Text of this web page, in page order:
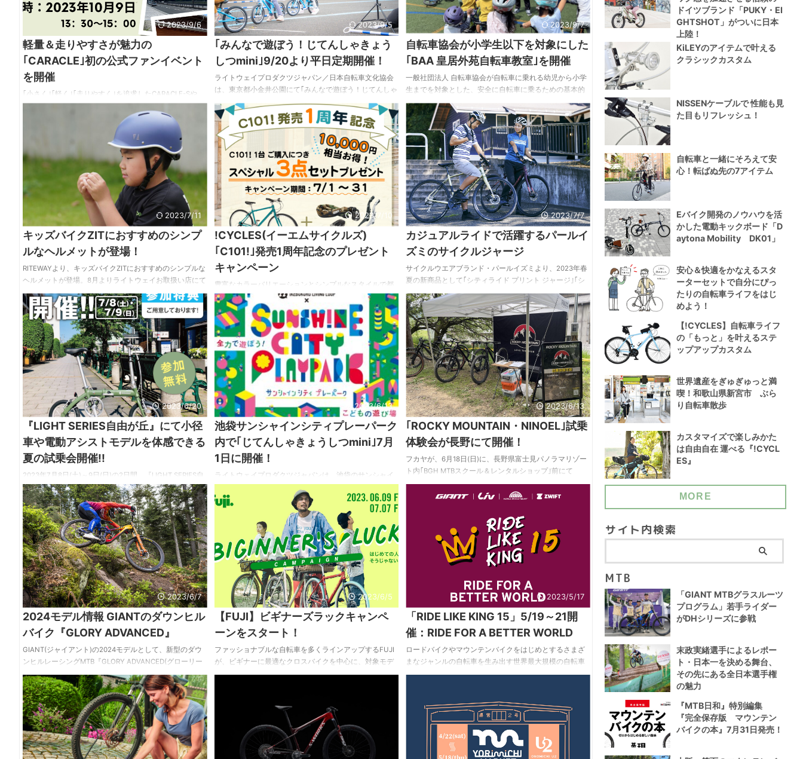
の視認性が良く安全性を高め ...
2023/9/6
軽量＆走りやすさが魅力の
｢CARACLE｣初の公式ファンイベント
を開催
｢小さく｣｢軽く｣｢走りやすく｣を追求したCARACLE-Sや
｢折りたたみロードバイク｣と称されるCARACLE-COZ、
折りたたみ機能を省いた｢街ロード｣Chalet Sportsなどで
おなじみのブランド、CARACLEが初の公式ファンイベン
ト｢CARACLEミーティング｣を開催する。 開催日は10月9
日のスポーツの日、開催場所は京都府八幡市の淀川三川
合流域｢さくらであい館｣。 無料メンテナンス、CARACLE
の過去と未来を語るトーク、折りたたみ選手権、Q&A(質
疑応答)などを通じ、オーナー同士 ...
2023/9/5
｢みんなで遊ぼう！じてんしゃきょう
しつmini｣9/20より平日定期開催！
ライトウェイプロダクツジャパン／日本自転車文化協会
は、東京都小金井公園にて｢みんなで遊ぼう！じてんしゃ
きょうしつmini｣を開催。9/20より下記日程(水曜日午後)
での定期開催となります。 この｢じてんしゃきょうしつ
mini｣は、4～6歳の自転車練習中のお子様向けプログラム
で、日本最軽量クラスのキッズバイクを使って楽しく遊
びながら、自転車に乗る基礎を身に付ける自転車教室で
す。 内容についてはこちらの自転車教室ページで紹介し
ています。 【教室概要】 ペダル付き自転車未経験、もし
くは練習中のお子様を対象に、ペ ...
2023/9/7
自転車協会が小学生以下を対象にした
｢BAA 皇居外苑自転車教室｣を開催
一般社団法人 自転車協会が自転車に乗れる幼児から小学
生までを対象とした、安全に自転車に乗るための基本的
な操作技術および交通ルール・マナーを学ぶスクールを
実施。 安全に自転車に乗るためには、ブレーキング・ハ
ンドリング・バランスなどといった自転車をコントロー
ルする技術(スキル)が必要。｢BAA 皇居外苑自転車教室｣
では、このような操作技術を学び、安全な乗車に意識を
向けられるようになるための活動を行う。 また、自転車
に乗ることができない子どもを対象に、補助輪のない自
転車に乗れるようになるための親子スクールも実施 ...
2023/7/11
キッズバイクZITにおすすめのシンプ
ルなヘルメットが登場！
RITEWAYより、キッズバイクZITにおすすめのシンプルな
ヘルメットが登場。8月よりライトウェイお取扱い店にて
販売開始です！ RITEWAY KIDS HELMET(ライトウェイキ
ッズヘルメット) 価格：7,150円(税込) カラー：全3色(マッ
トスカイブルー／マットネイビー／マットサンドベージ
ュ) サイズ：頭囲48〜54cm(3〜10歳) ・アメリカとヨー
ロッパの安全規格｢CPSC/CE EN1078｣をクリアしていま
す ・ダイヤル調整式であたまにしっかりフィット ・パッ
ドは面ファスナー ...
2023/7/10
!CYCLES(イーエムサイクルズ)
｢C101!｣発売1周年記念のプレゼント
キャンペーン
豊富なカラーバリエーションとシンプルなスタイルで都
市生活を彩る『!CYCLES(イーエムサイクルズ)』のクロス
バイク｢C101!｣。 この7月で発売1周年を迎えたことを記念
して、ロック／フロントライト／サイドスタンドの3点セ
ットがついてくる、お得なキャンペーンを開催中！ 期間
中にC101!を注文した方に、ADEPT ロック｢ファブ511｣、
INFINI フロントライト｢ラヴァ I-260W｣、GIZA
PRODUCTS サイドスタンド｢CL-KA77 アジャスタブル サ
イドスタンド｣の3点セットをプレゼン ...
2023/7/7
カジュアルライドで活躍するパールイ
ズミのサイクルジャージ
サイクルウエアブランド・パールイズミより、2023年春
夏の新商品として｢シティライド プリント ジャージ｣｢シ
ティライド サイクル ジャージ｣が発売される。 ｢シティ
ライド プリント ジャージ｣は、ゆったりとしたシルエッ
トに都会的なスポーツテイストのプリントを施した半袖
ジャージ。バックポケットや再帰反射などサイクリング
に必要な機能も装備する。 ｢シティライド サイクル ジャ
ージ｣は、ゆったりとしたシルエットで、胸とポケットに
ボーダーを取り入れたデザイン。吸汗速乾性に優れた杢
柄素材で着心地も快適。 両商品と ...
2023/6/20
『LIGHT SERIES自由が丘』にて小径
車や電動アシストモデルを体感できる
夏の試乗会開催!!
2023年7月8日(土)～9日(日)の2日間、『LIGHT SERIES自
由が丘』にて小径車や電動アシストモデルの試乗会が開
催される。 商品を、見て・触って・乗って。 体感できる
絶好のチャンス！ スタッフがナビゲートし、自由が丘店
～駒沢オリンピック公園まで、約5kmのサイクリングと
なる。 ｢軽さ｣｢素材｣｢走り｣にこだわったLIGHT SERIES
や、電動アシスト自転車が全車種試乗できる！ この機会
にぜひ乗り比べてみてはいかがだろう。 参加費は無料！
参加特典として、参加者だけが使用可能な割引クーポン
がも ...
2023/6/13
池袋サンシャインシティプレーパーク
内で｢じてんしゃきょうしつmini｣7月
1日に開催！
ライトウェイプロダクツジャパンは、池袋のサンシャイ
ンシティ プレーパーク内にて、じてんしゃきょうしつ
『みんなで遊ぼう！じてんしゃきょうしつmini』を7月1
日(土)に開催します。 【教室概要】 自転車に乗るための
『バランス感覚』やキケンを回避する『反射神経』をキ
ッズバイクのZITを使って遊びながら楽しく身に付けられ
ます。 ・安心に自転車が乗れるようになる楽しいステッ
プアップをインストラクターがサポートします ・保護者
の方は一緒に参加して頂く必要はありませんが、目の届
く範囲でご観覧お願いします ・1回30分 ...
2023/6/13
｢ROCKY MOUNTAIN・NINOEL｣試乗
体験会が長野にて開催！
フカヤが、6月18日(日)に、長野県富士見パノラマリゾー
ト内｢BGH MTBスクール＆レンタルショップ｣前にて
｢ROCKY MOUNTAIN・NINOEL試乗体験会｣を開催。 バン
クーバーの老舗バイクメーカー｢ROCKY MOUNTAIN(ロッ
ンド｢RIDEOASIS(ライドオアシス)｣とヨツバサイクルのコ
ラボ限定カラーキッズバイク｢NINOEL｣に無料で試乗でき
ます。 本格的なコースで試乗できる実践的な試乗体験会
となっておりますので、気になる方はぜひ ...
2023/6/7
2024モデル情報 GIANTのダウンヒル
バイク『GLORY ADVANCED』
GIANT(ジャイアント)の2024モデルとして、新型のダウ
ンヒルレーシングMTB『GLORY ADVANCED(グローリー
アドバンスド)』が発表された。 第5世代となる新型グロ
ーリーは、ダウンヒルレーサーの競争力を高めるために
ゼロから再設計され 、前世代よりも軽量・高剛性なフル
カーボンフレームに独自のシステムを搭載。ジオメトリ
やリアホイールサイズ、フィット感やポジションを容易
に調整することができる。 日本国内では、スペシャルデ
ザインのフレーム・フォークセット｢GLORY ADVANCED
FRAME ...
2023/6/5
【FUJI】ビギナーズラックキャンペ
ーンをスタート！
ファッショナブルな自転車を多くラインアップするFUJI
が、ビギナーに最適なクロスバイクを中心に、対象モデ
ルがお得に購入できるキャンペーン 【ビギナーズラック
るなら、やっぱりビギナーにも扱いやすいクロスバイク
がおすすめ。前傾姿勢になりすぎず、気軽にスポーツ走
行が味わえるクロスバイクは、サイクリング時に出会う
様々なシチュエーションにフィットし、オールマイティ
に活躍してくれることでしょう。 ...
2023/5/17
「RIDE LIKE KING 15」5/19～21開
催：RIDE FOR A BETTER WORLD
ロードバイクやマウンテンバイクをはじめとするさまざ
まなジャンルの自転車を生み出す世界最大規模の自転車
メーカー、ジャイアント。創設者キング・リューの挑戦
日間、ジャイアントグループは国際イベント｢RIDE LIKE
KING(ライドライクキング：以下RLK)｣を開催いたしま
す。 2007年、73歳になったジャイアント創設者のキン
グ・リューは、15日かけて927kmの台湾一周サイク ...
ドイツブランド「PUKY・EI
GHTSHOT」がついに日本
上陸！
KiLEYのアイテムで叶える
クラシックカスタム
NISSENケーブルで 性能も見
た目もリフレッシュ！
自転車と一緒にそろえて安
心！転ばぬ先の7アイテム
Eバイク開発のノウハウを活
かした電動キックボード「D
aytona Mobility DK01」
安心＆快適をかなえるスタ
ーターセットで自分にぴっ
たりの自転車ライフをはじ
めよう！
【!CYCLES】自転車ライフ
の「もっと」を叶えるステ
ップアップカスタム
世界遺産をぎゅぎゅっと満
喫！和歌山県新宮市 ぶら
り自転車散歩
カスタマイズで楽しみかた
は自由自在 運べる『!CYCL
ES』
MORE
サイト内検索
MTB
「GIANT MTBグラスルーツ
プログラム」若手ライダー
がDHシリーズに参戦
末政実緒選手によるレポー
ト・日本一を決める舞台、
その先にある全日本選手権
の魅力
『MTB日和』特別編集
『完全保存版 マウンテン
バイクの本』7月31日発売！